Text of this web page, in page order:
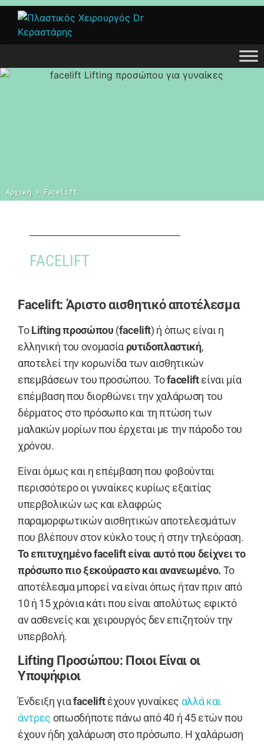
Αρχική > Facelift
FACELIFT
Facelift: Άριστο αισθητικό αποτέλεσμα
ΤοLifting προσώπου (facelift) ή όπως είναι η
ελληνική του ονομασία ρυτιδοπλαστική,
αποτελεί την κορωνίδα των αισθητικών
επεμβάσεων του προσώπου. Tofaceliftείναι μία
επέμβαση που διορθώνει την χαλάρωση του
δέρματος στο πρόσωπο και τη πτώση των
μαλακών μορίων που έρχεται με την πάροδο του
χρόνου.
Είναι όμως και η επέμβαση που φοβούνται
περισσότερο οι γυναίκες κυρίως εξαιτίας
υπερβολικών ως και ελαφρώς
παραμορφωτικών αισθητικών αποτελεσμάτων
που βλέπουν στον κύκλο τους ή στην τηλεόραση.
Το επιτυχημένο facelift είναι αυτό που δείχνει το
πρόσωπο πιο ξεκούραστο και ανανεωμένο. Το
αποτέλεσμα μπορεί να είναι όπως ήταν πριν από
10 ή 15 χρόνια κάτι που είναι απολύτως εφικτό
αν ασθενείς και χειρουργός δεν επιζητούν την
υπερβολή.
Lifting Προσώπου: Ποιοι Είναι οι
Υποψήφιοι
Ένδειξη γιαfaceliftέχουν γυναίκες αλλά και
άντρες οπωσδήποτε πάνω από 40 ή 45 ετών που
έχουν ήδη χαλάρωση στο πρόσωπο. Η χαλάρωση